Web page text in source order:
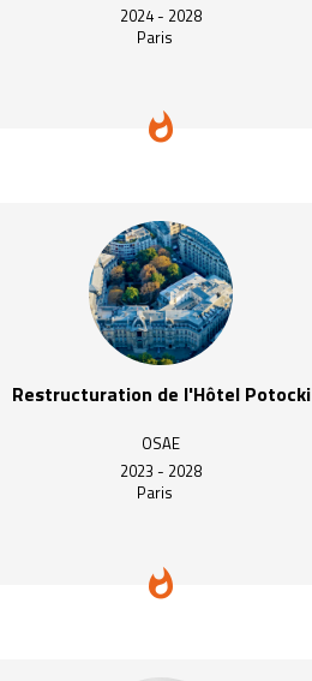
2024 - 2028
Paris
Restructuration de l'Hôtel Potocki
OSAE
2023 - 2028
Paris